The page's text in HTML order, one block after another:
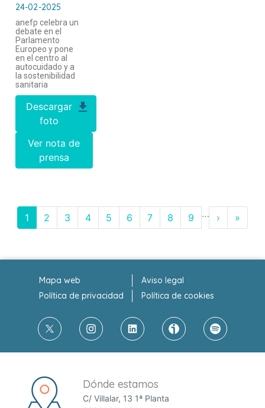
24-02-2025
anefp celebra un
debate en el
Parlamento
Europeo y pone
en el centro al
autocuidado y a
la sostenibilidad
sanitaria
Descargar
foto
Ver nota de
prensa
1 2 3 4 5 6 7 8 9 … › »
Mapa web
Aviso legal
Política de privacidad
Política de cookies
Dónde estamos
C/ Villalar, 13 1ª Planta